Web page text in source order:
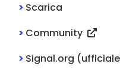
> Scarica
> Community
> Signal.org